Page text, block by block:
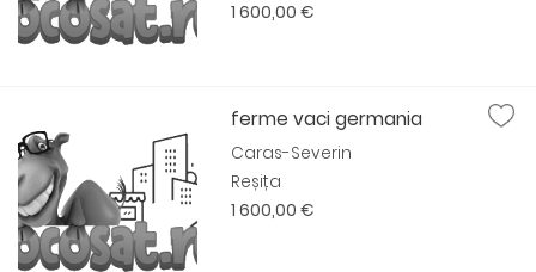
1 600,00 €
ferme vaci germania
Caras-Severin
Reșița
1 600,00 €